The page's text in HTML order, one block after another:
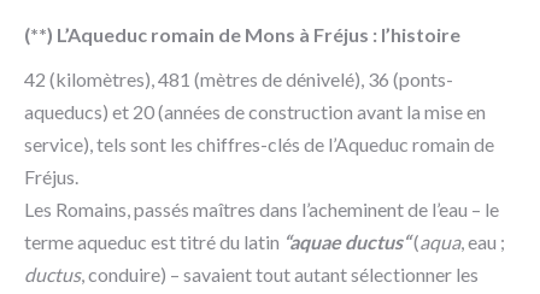
(**) L’Aqueduc romain de Mons à Fréjus : l’histoire
42 (kilomètres), 481 (mètres de dénivelé), 36 (ponts-
aqueducs) et 20 (années de construction avant la mise en
service), tels sont les chiffres-clés de l’Aqueduc romain de
Fréjus.
Les Romains, passés maîtres dans l’acheminent de l’eau – le
terme aqueduc est titré du latin “aquae ductus“(aqua, eau ;
ductus, conduire) – savaient tout autant sélectionner les